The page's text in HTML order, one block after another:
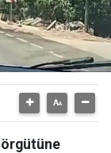
örgütüne